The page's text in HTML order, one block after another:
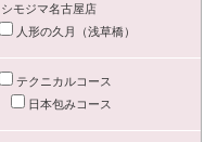
シモジマ名古屋店
人形の久月（浅草橋）
テクニカルコース
日本包みコース